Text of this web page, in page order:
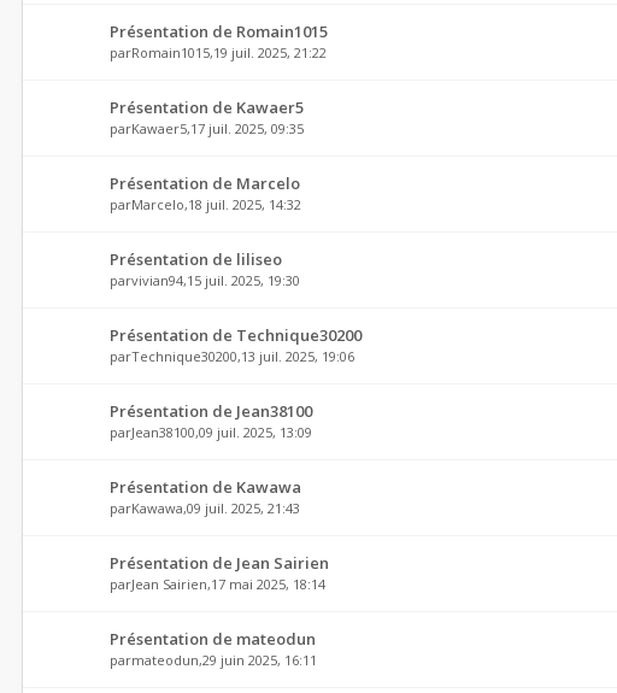
Présentation de Romain1015
parRomain1015,19 juil. 2025, 21:22
Présentation de Kawaer5
parKawaer5,17 juil. 2025, 09:35
Présentation de Marcelo
parMarcelo,18 juil. 2025, 14:32
Présentation de liliseo
parvivian94,15 juil. 2025, 19:30
Présentation de Technique30200
parTechnique30200,13 juil. 2025, 19:06
Présentation de Jean38100
parJean38100,09 juil. 2025, 13:09
Présentation de Kawawa
parKawawa,09 juil. 2025, 21:43
Présentation de Jean Sairien
parJean Sairien,17 mai 2025, 18:14
Présentation de mateodun
parmateodun,29 juin 2025, 16:11